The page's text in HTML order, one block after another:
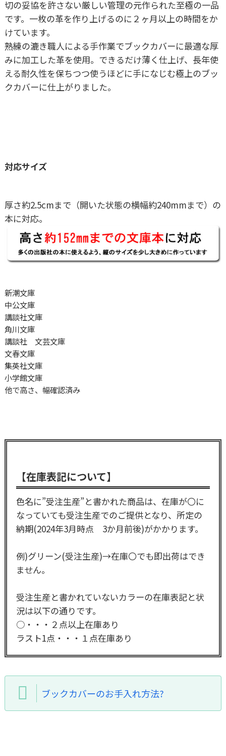
切の妥協を許さない厳しい管理の元作られた至極の一品
です。一枚の革を作り上げるのに２ヶ月以上の時間をか
けています。
熟練の漉き職人による手作業でブックカバーに最適な厚
みに加工した革を使用。できるだけ薄く仕上げ、長年使
える耐久性を保ちつつ使うほどに手になじむ極上のブッ
クカバーに仕上がりました。
対応サイズ
厚さ約2.5cmまで（開いた状態の横幅約240mmまで）の
本に対応。
新潮文庫
中公文庫
講談社文庫
角川文庫
講談社 文芸文庫
文春文庫
集英社文庫
小学館文庫
他で高さ、幅確認済み
【在庫表記について】
色名に”受注生産”と書かれた商品は、在庫が〇に
なっていても受注生産でのご提供となり、所定の
納期(2024年3月時点 3か月前後)がかかります。
例)グリーン(受注生産)→在庫〇でも即出荷はでき
ません。
受注生産と書かれていないカラーの在庫表記と状
況は以下の通りです。
○・・・２点以上在庫あり
ラスト1点・・・１点在庫あり
ブックカバーのお手入れ方法?